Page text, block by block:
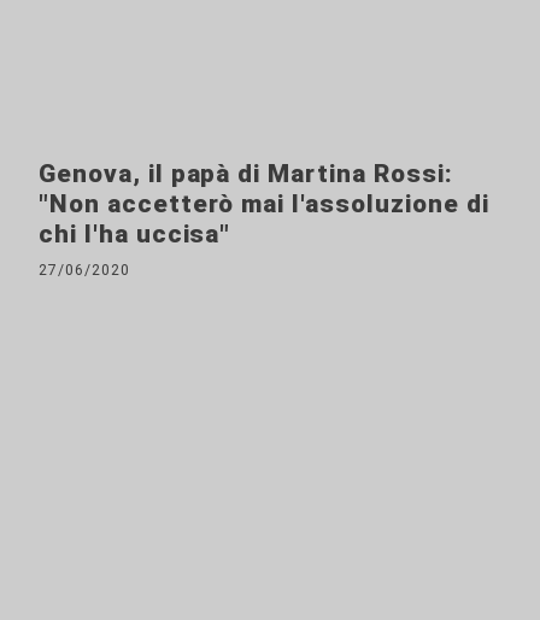
Genova, il papà di Martina Rossi:
"Non accetterò mai l'assoluzione di
chi l'ha uccisa"
27/06/2020